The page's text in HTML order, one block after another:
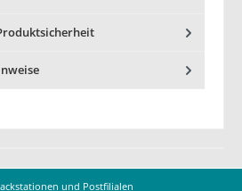
und Postfilialen